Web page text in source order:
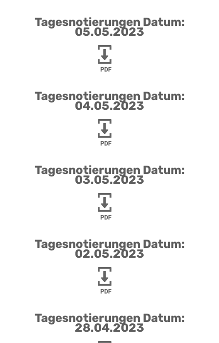
Tagesnotierungen Datum:
05.05.2023
PDF
Tagesnotierungen Datum:
04.05.2023
PDF
Tagesnotierungen Datum:
03.05.2023
PDF
Tagesnotierungen Datum:
02.05.2023
PDF
Tagesnotierungen Datum:
28.04.2023